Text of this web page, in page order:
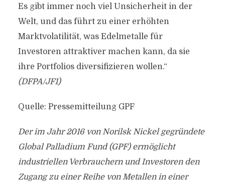
Es gibt immer noch viel Unsicherheit in der
Welt, und das führt zu einer erhöhten
Marktvolatilität, was Edelmetalle für
Investoren attraktiver machen kann, da sie
ihre Portfolios diversifizieren wollen.“
(DFPA/JF1)
Quelle: Pressemitteilung GPF
Der im Jahr 2016 von Norilsk Nickel gegründete
Global Palladium Fund (GPF) ermöglicht
industriellen Verbrauchern und Investoren den
Zugang zu einer Reihe von Metallen in einer